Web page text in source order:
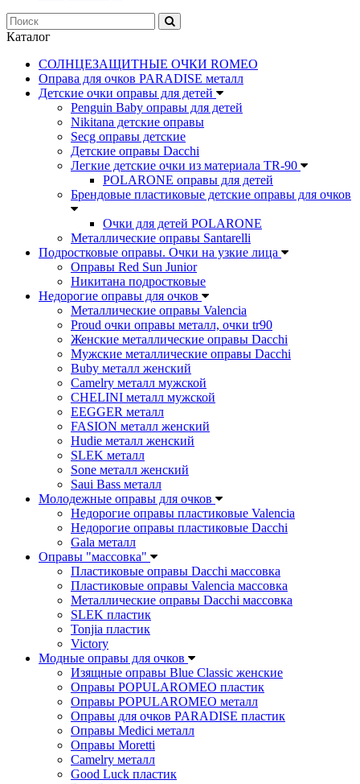
Каталог
СОЛНЦЕЗАЩИТНЫЕ ОЧКИ ROMEO
Оправа для очков PARADISE металл
Детские очки оправы для детей
Penguin Baby оправы для детей
Nikitana детские оправы
Secg оправы детские
Детские оправы Dacchi
Легкие детские очки из материала TR-90
POLARONE оправы для детей
Брендовые пластиковые детские оправы для очков
Очки для детей POLARONE
Металлические оправы Santarelli
Подростковые оправы. Очки на узкие лица
Оправы Red Sun Junior
Никитана подростковые
Недорогие оправы для очков
Металлические оправы Valencia
Proud очки оправы металл, очки tr90
Женские металлические оправы Dacchi
Мужские металлические оправы Dacchi
Buby металл женский
Camelry металл мужской
CHELINI металл мужской
EEGGER металл
FASION металл женский
Hudie металл женский
SLEK металл
Sone металл женский
Saui Bass металл
Молодежные оправы для очков
Недорогие оправы пластиковые Valencia
Недорогие оправы пластиковые Dacchi
Gala металл
Оправы "массовка"
Пластиковые оправы Dacchi массовка
Пластиковые оправы Valencia массовка
Металлические оправы Dacchi массовка
SLEK пластик
Tonjia пластик
Victory
Модные оправы для очков
Изящные оправы Blue Classic женские
Оправы POPULAROMEO пластик
Оправы POPULAROMEO металл
Оправы для очков PARADISE пластик
Оправы Medici металл
Оправы Moretti
Camelry металл
Good Luck пластик